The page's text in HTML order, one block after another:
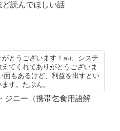
読んでほしい話
とうございます！au、システ
てくれてありがとうございま
面もあるけど、利益を出すとい
す。たぶん。
ジニー（携帯乞食用語解